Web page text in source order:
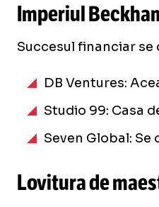
Imperiul
Succesul financiar
DB Ventures:
Studio 99: Casa
Seven Global:
Lovitura de